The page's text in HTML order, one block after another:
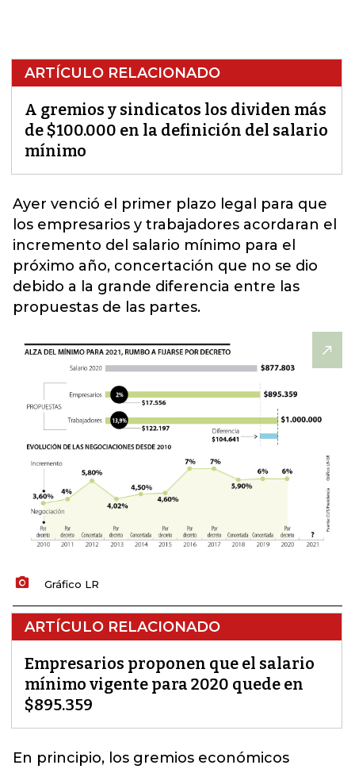
ARTÍCULO RELACIONADO
A gremios y sindicatos los dividen más
de $100.000 en la definición del salario
mínimo
Ayer venció el primer plazo legal para que
los empresarios y trabajadores acordaran el
incremento del salario mínimo para el
próximo año, concertación que no se dio
debido a la grande diferencia entre las
propuestas de las partes.
Gráfico LR
ARTÍCULO RELACIONADO
Empresarios proponen que el salario
mínimo vigente para 2020 quede en
$895.359
En principio, los gremios económicos